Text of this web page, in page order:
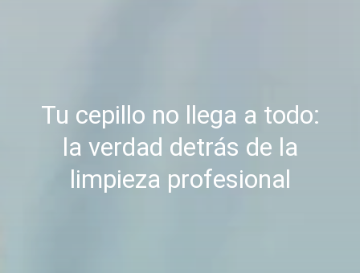
Tu cepillo no llega a todo:
la verdad detrás de la
limpieza profesional